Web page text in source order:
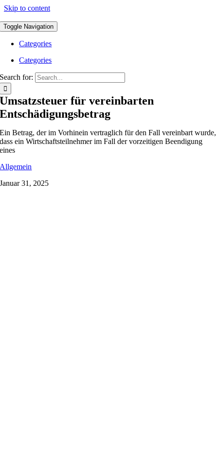
Skip to content
Toggle Navigation
Categories
Categories
Search for:
Umsatzsteuer für vereinbarten
Entschädigungsbetrag
Ein Betrag, der im Vorhinein vertraglich für den Fall vereinbart wurde,
dass ein Wirtschaftsteilnehmer im Fall der vorzeitigen Beendigung
eines
Allgemein
Januar 31, 2025